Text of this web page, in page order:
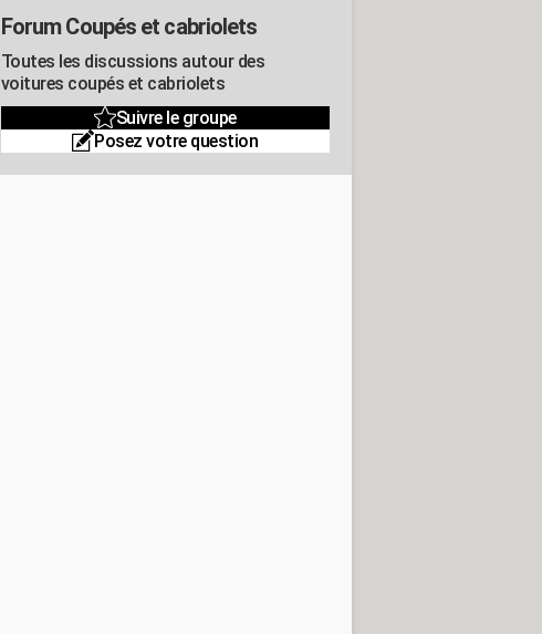
Forum Coupés et cabriolets
Toutes les discussions autour des
voitures coupés et cabriolets
Suivre le groupe
Posez votre question